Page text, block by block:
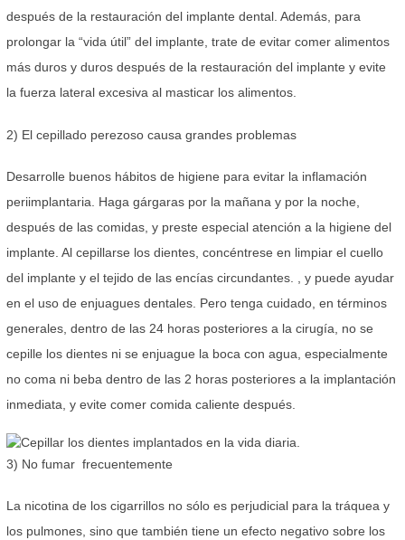
después de la restauración del implante dental. Además, para
prolongar la “vida útil” del implante, trate de evitar comer alimentos
más duros y duros después de la restauración del implante y evite
la fuerza lateral excesiva al masticar los alimentos.
2) El cepillado perezoso causa grandes problemas
Desarrolle buenos hábitos de higiene para evitar la inflamación
periimplantaria. Haga gárgaras por la mañana y por la noche,
después de las comidas, y preste especial atención a la higiene del
implante. Al cepillarse los dientes, concéntrese en limpiar el cuello
del implante y el tejido de las encías circundantes. , y puede ayudar
en el uso de enjuagues dentales. Pero tenga cuidado, en términos
generales, dentro de las 24 horas posteriores a la cirugía, no se
cepille los dientes ni se enjuague la boca con agua, especialmente
no coma ni beba dentro de las 2 horas posteriores a la implantación
inmediata, y evite comer comida caliente después.
3) No fumar frecuentemente
La nicotina de los cigarrillos no sólo es perjudicial para la tráquea y
los pulmones, sino que también tiene un efecto negativo sobre los